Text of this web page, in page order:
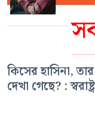
কিসের হাসিনা,
দেখা গেছে? :